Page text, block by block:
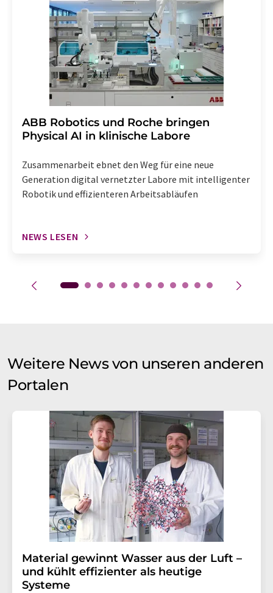
widerrufen. Zudem ist in jeder E-Mail ein Link zur
Abbestellung des entsprechenden Newsletters
enthalten.
​​​​​​​ABB Robotics und Roche bringen
Physical AI in klinische Labore
Zusammenarbeit ebnet den Weg für eine neue
Generation digital vernetzter Labore mit intelligenter
Robotik und effizienteren Arbeitsabläufen
NEWS LESEN
Weitere News von unseren anderen
Portalen
Material gewinnt Wasser aus der Luft –
und kühlt effizienter als heutige
Systeme